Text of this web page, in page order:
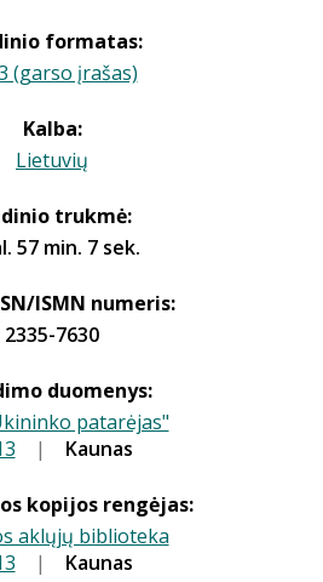
formatas:
(garso įrašas)
Kalba:
Lietuvių
trukmė:
57 min. 7 sek.
ISMN numeris:
2335-7630
duomenys:
patarėjas"
| Kaunas
kopijos rengėjas:
aklųjų biblioteka
| Kaunas